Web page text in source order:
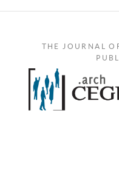
THE JOURNAL